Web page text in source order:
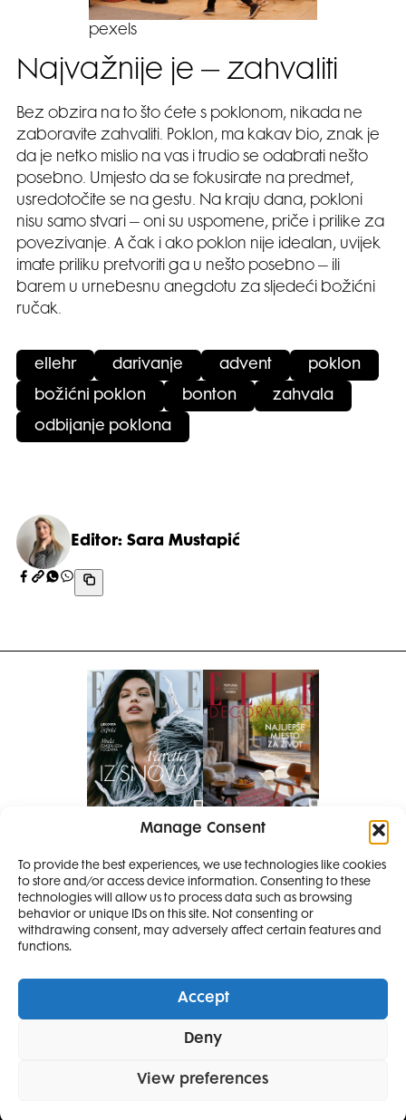
Manage Consent
To provide the best experiences, we use technologies like cookies
to store and/or access device information. Consenting to these
technologies will allow us to process data such as browsing
behavior or unique IDs on this site. Not consenting or
withdrawing consent, may adversely affect certain features and
functions.
Accept
Deny
View preferences
pexels
Najvažnije je – zahvaliti
Bez obzira na to što ćete s poklonom, nikada ne
zaboravite zahvaliti. Poklon, ma kakav bio, znak je
da je netko mislio na vas i trudio se odabrati nešto
posebno. Umjesto da se fokusirate na predmet,
usredotočite se na gestu. Na kraju dana, pokloni
nisu samo stvari – oni su uspomene, priče i prilike za
povezivanje. A čak i ako poklon nije idealan, uvijek
imate priliku pretvoriti ga u nešto posebno – ili
barem u urnebesnu anegdotu za sljedeći božićni
ručak.
ellehr darivanje advent poklon
božićni poklon bonton zahvala
odbijanje poklona
Editor: Sara Mustapić
Pretplati se na časopis
PRETPLATITE SE
Elle ProjectsElle Beauty AwardsElle Style Awards
LifestyleDecoration
SMANJI
4 IZDANJA
I 2 IZDANJA ELLE
DECORATIONA +
POKLON
SAMO